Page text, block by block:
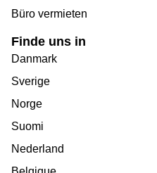
Büro vermieten
Finde uns in
Danmark
Sverige
Norge
Suomi
Nederland